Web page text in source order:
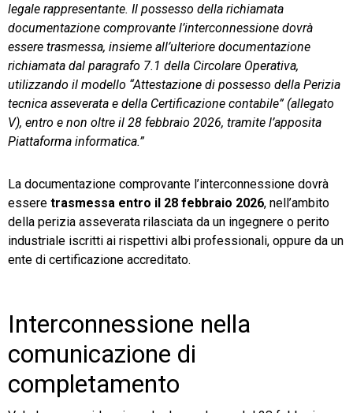
legale rappresentante. Il possesso della richiamata
documentazione comprovante l’interconnessione dovrà
essere trasmessa, insieme all’ulteriore documentazione
richiamata dal paragrafo 7.1 della Circolare Operativa,
utilizzando il modello “Attestazione di possesso della Perizia
tecnica asseverata e della Certificazione contabile” (allegato
V), entro e non oltre il 28 febbraio 2026, tramite l’apposita
Piattaforma informatica.”
La documentazione comprovante l’interconnessione dovrà
essere trasmessa entro il 28 febbraio 2026, nell’ambito
della perizia asseverata rilasciata da un ingegnere o perito
industriale iscritti ai rispettivi albi professionali, oppure da un
ente di certificazione accreditato.
Interconnessione nella
comunicazione di
completamento